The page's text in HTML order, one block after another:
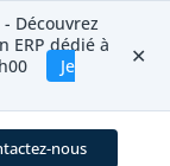
- Découvrez
ERP dédié à
Je
✕
nous